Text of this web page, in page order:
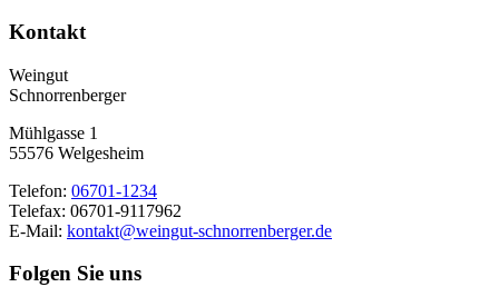
Kontakt
Weingut
Schnorrenberger
Mühlgasse 1
55576 Welgesheim
Telefon: 06701-1234
Telefax: 06701-9117962
E-Mail: kontakt@weingut-schnorrenberger.de
Folgen Sie uns